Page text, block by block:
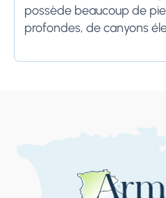
possède beaucoup de
profondes, de canyons
montagnes. Ces
l'avantage...